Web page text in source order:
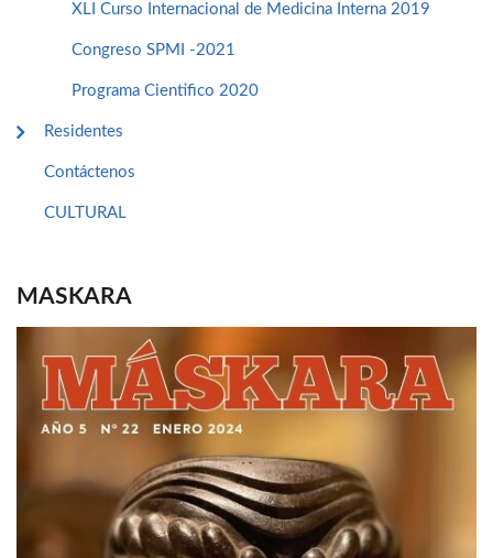
XLI Curso Internacional de Medicina Interna 2019
Congreso SPMI -2021
Programa Cientifico 2020
Residentes
Contáctenos
CULTURAL
MASKARA